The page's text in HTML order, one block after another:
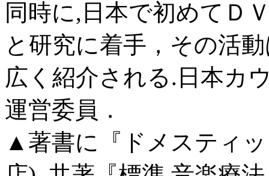
同時に,日本で初めてＤ
と研究に着手，その活
広く紹介される.日本カ
運営委員．
▲著書に『ドメスティ